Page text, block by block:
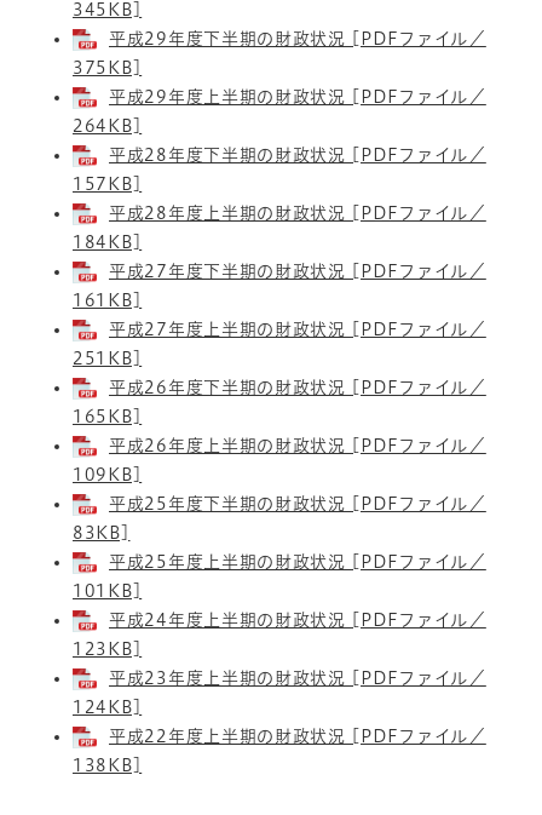
345KB]
平成29年度下半期の財政状況 [PDFファイル／
375KB]
平成29年度上半期の財政状況 [PDFファイル／
264KB]
平成28年度下半期の財政状況 [PDFファイル／
157KB]
平成28年度上半期の財政状況 [PDFファイル／
184KB]
平成27年度下半期の財政状況 [PDFファイル／
161KB]
平成27年度上半期の財政状況 [PDFファイル／
251KB]
平成26年度下半期の財政状況 [PDFファイル／
165KB]
平成26年度上半期の財政状況 [PDFファイル／
109KB]
平成25年度下半期の財政状況 [PDFファイル／
83KB]
平成25年度上半期の財政状況 [PDFファイル／
101KB]
平成24年度上半期の財政状況 [PDFファイル／
123KB]
平成23年度上半期の財政状況 [PDFファイル／
124KB]
平成22年度上半期の財政状況 [PDFファイル／
138KB]